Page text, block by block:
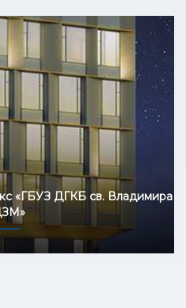
«ГБУЗ ДГКБ св. Владимира